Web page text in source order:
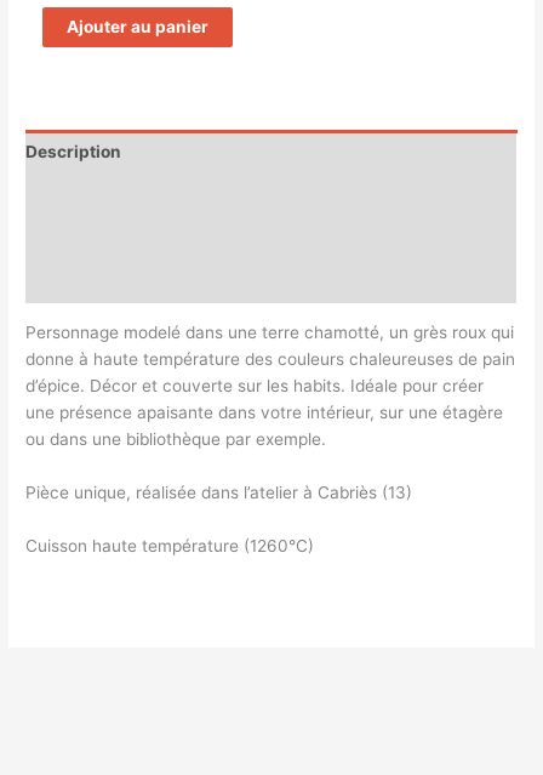
Ajouter au panier
Description
Personnage modelé dans une terre chamotté, un grès roux qui
donne à haute température des couleurs chaleureuses de pain
d’épice. Décor et couverte sur les habits. Idéale pour créer
une présence apaisante dans votre intérieur, sur une étagère
ou dans une bibliothèque par exemple.
Pièce unique, réalisée dans l’atelier à Cabriès (13)
Cuisson haute température (1260°C)